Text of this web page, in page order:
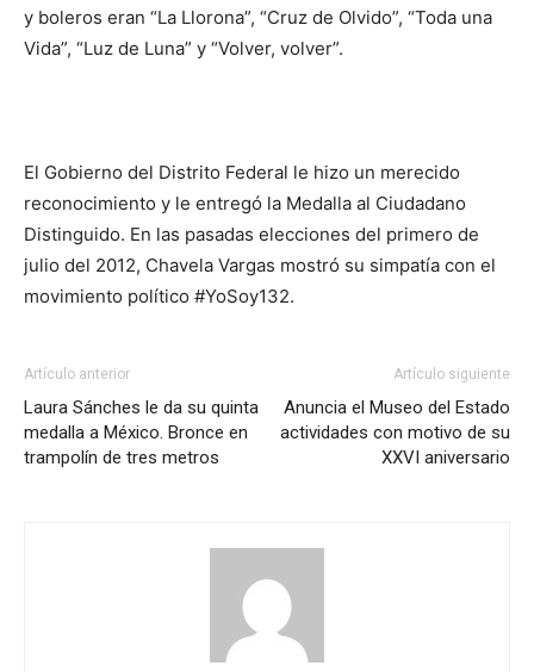
y boleros eran “La Llorona”, “Cruz de Olvido”, “Toda una
Vida”, “Luz de Luna” y “Volver, volver”.
El Gobierno del Distrito Federal le hizo un merecido
reconocimiento y le entregó la Medalla al Ciudadano
Distinguido. En las pasadas elecciones del primero de
julio del 2012, Chavela Vargas mostró su simpatía con el
movimiento político #YoSoy132.
Artículo anterior
Laura Sánches le da su quinta
medalla a México. Bronce en
trampolín de tres metros
Artículo siguiente
Anuncia el Museo del Estado
actividades con motivo de su
XXVI aniversario